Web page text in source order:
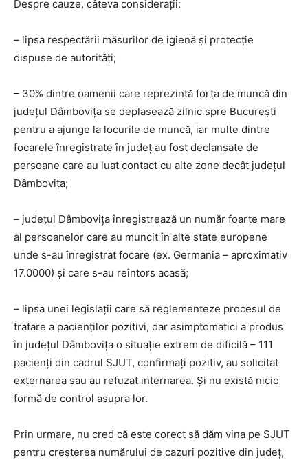
Despre cauze, câteva considerații:
– lipsa respectării măsurilor de igienă și protecție
dispuse de autorități;
– 30% dintre oamenii care reprezintă forța de muncă din
județul Dâmbovița se deplasează zilnic spre București
pentru a ajunge la locurile de muncă, iar multe dintre
focarele înregistrate în județ au fost declanșate de
persoane care au luat contact cu alte zone decât județul
Dâmbovița;
– județul Dâmbovița înregistrează un număr foarte mare
al persoanelor care au muncit în alte state europene
unde s-au înregistrat focare (ex. Germania – aproximativ
17.0000) și care s-au reîntors acasă;
– lipsa unei legislații care să reglementeze procesul de
tratare a pacienților pozitivi, dar asimptomatici a produs
în județul Dâmbovița o situație extrem de dificilă – 111
pacienți din cadrul SJUT, confirmați pozitiv, au solicitat
externarea sau au refuzat internarea. Și nu există nicio
formă de control asupra lor.
Prin urmare, nu cred că este corect să dăm vina pe SJUT
pentru creșterea numărului de cazuri pozitive din județ,